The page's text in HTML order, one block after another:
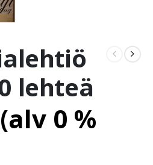
lehteä
(alv 0 %